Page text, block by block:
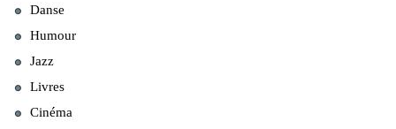
Danse
Humour
Jazz
Livres
Cinéma